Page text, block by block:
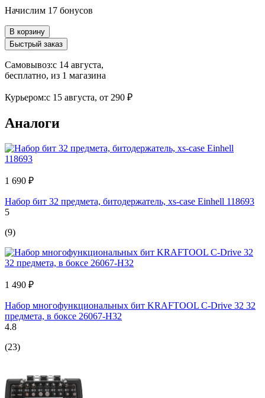
Начислим 17 бонусов
В корзину
Быстрый заказ
Самовывоз:c 14 августа,
бесплатно, из 1 магазина
Курьером:c 15 августа, от 290 ₽
Аналоги
1 690 ₽
Набор бит 32 предмета, битодержатель, xs-case Einhell 118693
5
(9)
1 490 ₽
Набор многофункциональных бит KRAFTOOL C-Drive 32 32
предмета, в боксе 26067-H32
4.8
(23)